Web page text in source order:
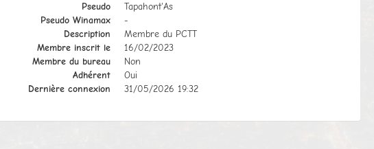
Pseudo
Tapahont'As
Pseudo Winamax
-
Description
Membre du PCTT
Membre inscrit le
16/02/2023
Membre du bureau
Non
Adhérent
Oui
Dernière connexion
31/05/2026 19:32